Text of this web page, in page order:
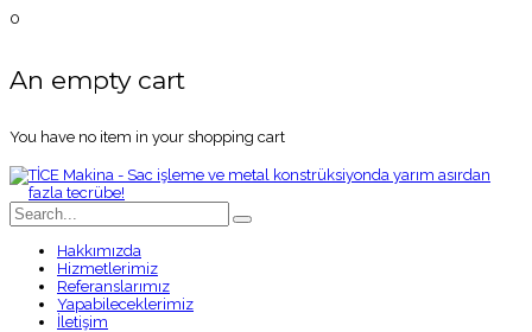
0
An empty cart
You have no item in your shopping cart
Hakkımızda
Hizmetlerimiz
Referanslarımız
Yapabileceklerimiz
İletişim